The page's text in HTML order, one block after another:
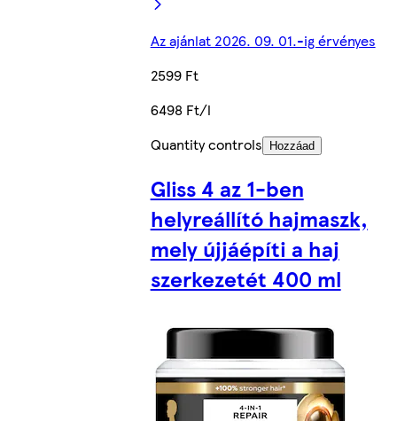
Az ajánlat 2026. 09. 01.-ig érvényes
2599 Ft
6498 Ft/l
Quantity controls
Hozzáad
Gliss 4 az 1-ben
helyreállító hajmaszk,
mely újjáépíti a haj
szerkezetét 400 ml